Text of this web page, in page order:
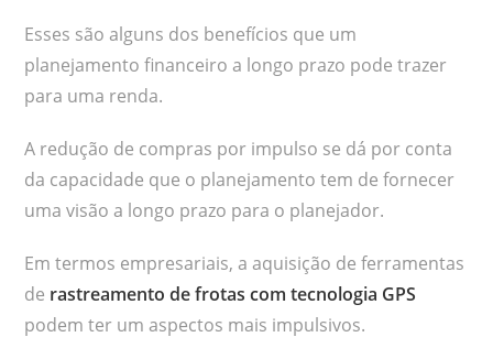
Esses são alguns dos benefícios que um
planejamento financeiro a longo prazo pode trazer
para uma renda.
A redução de compras por impulso se dá por conta
da capacidade que o planejamento tem de fornecer
uma visão a longo prazo para o planejador.
Em termos empresariais, a aquisição de ferramentas
de rastreamento de frotas com tecnologia GPS
podem ter um aspectos mais impulsivos.